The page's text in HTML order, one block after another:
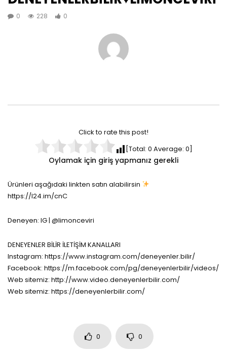
0 228 0
Click to rate this post!
[Total: 0 Average: 0]
Oylamak için giriş yapmanız gerekli
Ürünleri aşağıdaki linkten satın alabilirsin
https://l24.im/cnC
Deneyen: IG | @limonceviri
DENEYENLER BİLİR İLETİŞİM KANALLARI
Instagram: https://www.instagram.com/deneyenler.bilir/
Facebook: https://m.facebook.com/pg/deneyenlerbilir/videos/
Web sitemiz: http://www.video.deneyenlerbilir.com/
Web sitemiz: https://deneyenlerbilir.com/
0 0